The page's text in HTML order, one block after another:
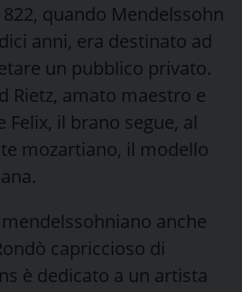
quando Mendelssohn
anni, era destinato ad
un pubblico privato.
Rietz, amato maestro e
Felix, il brano segue, al
mozartiano, il modello
anche
capriccioso di
è dedicato a un artista